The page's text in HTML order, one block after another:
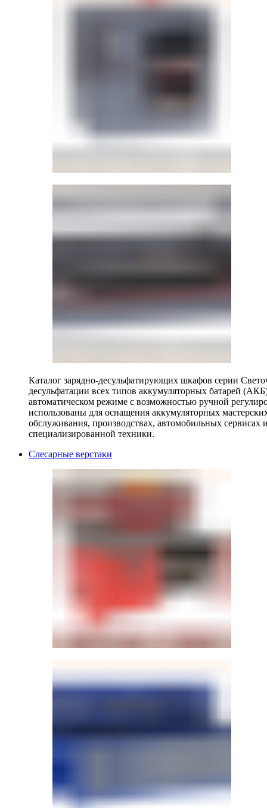
Каталог зарядно-десульфатирующих шкафов серии
десульфатации всех типов аккумуляторных батарей
автоматическом режиме с возможностью ручной
использованы для оснащения аккумуляторных
обслуживания, производствах, автомобильных
специализированной техники.
Слесарные верстаки